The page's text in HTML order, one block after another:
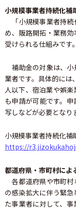
小規模事業者持続化補
「小規模事業者持続
め、販路開拓・業務
受けられる仕組みです。
補助金の対象は、小
業者です。具体的には
人以下、宿泊業や娯
も申請が可能です。
写しなどが必要となり
小規模事業者持続化補
https://
都道府県・市町村によ
各都道府県や市町村
の感染拡大に伴う緊
た事業者に対して、